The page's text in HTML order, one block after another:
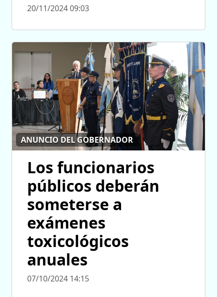
20/11/2024 09:03
ANUNCIO DEL GOBERNADOR
Los funcionarios
públicos deberán
someterse a
exámenes
toxicológicos
anuales
07/10/2024 14:15